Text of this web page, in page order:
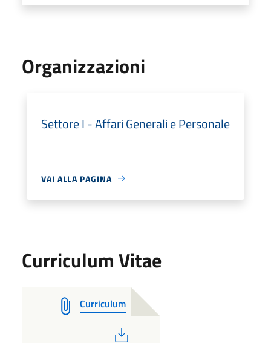
Organizzazioni
Settore I - Affari Generali e Personale
VAI ALLA PAGINA
Curriculum Vitae
Curriculum